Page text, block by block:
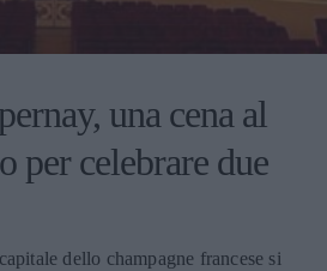
una cena al
per celebrare due
dello champagne francese si